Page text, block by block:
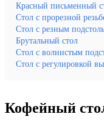
Красный письменный
Стол с прорезной
Стол с резным
Брутальный стол
Стол с волнистым
Стол с регулировкой
Кофейный